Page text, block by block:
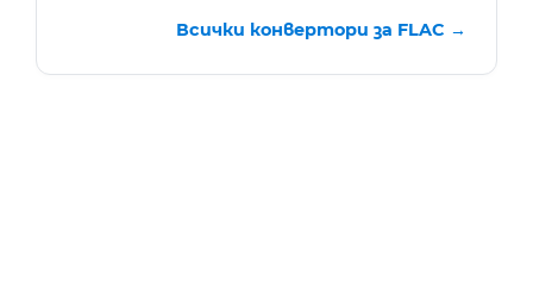
Всички конвертори за FLAC →